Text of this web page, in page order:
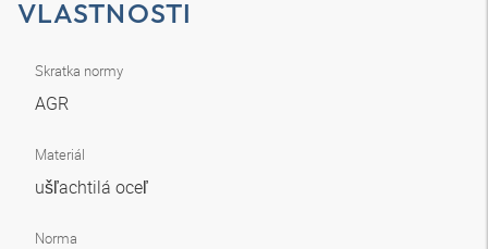
VLASTNOSTI
Skratka normy
AGR
Materiál
ušľachtilá oceľ
Norma